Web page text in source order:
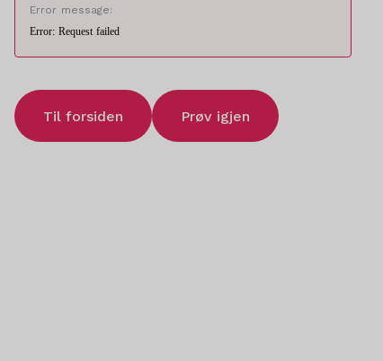
Error message:
Error: Request failed
Til forsiden Prøv igjen